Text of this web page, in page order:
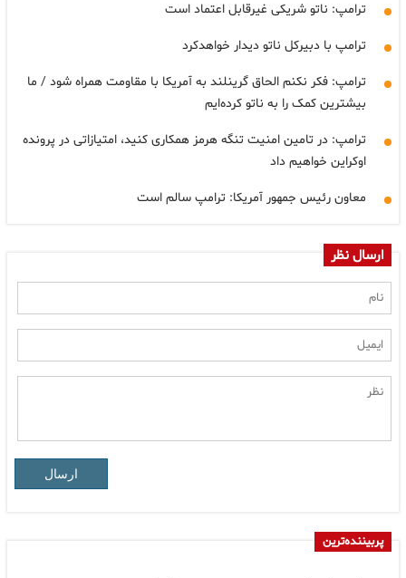
ترامپ: ناتو شریکی غیرقابل اعتماد است
ترامپ با دبیرکل ناتو دیدار خواهدکرد
ترامپ: فکر نکنم الحاق گرینلند به آمریکا با مقاومت همراه شود / ما
بیشترین کمک را به ناتو کرده‌ایم
ترامپ: در تامین امنیت تنگه هرمز همکاری کنید، امتیازاتی در پرونده
اوکراین خواهیم داد
معاون رئیس جمهور آمریکا: ترامپ سالم است
ارسال نظر
ارسال
پربیننده‌ترین